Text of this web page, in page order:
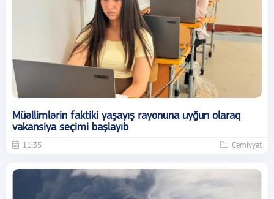
Müəllimlərin faktiki yaşayış rayonuna uyğun olaraq
vakansiya seçimi başlayıb
11:35 Cəmiyyət